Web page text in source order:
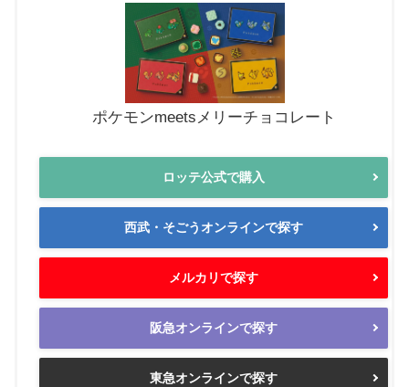
ポケモンmeetsメリーチョコレート
ロッテ公式で購入
西武・そごうオンラインで探す
メルカリで探す
阪急オンラインで探す
東急オンラインで探す